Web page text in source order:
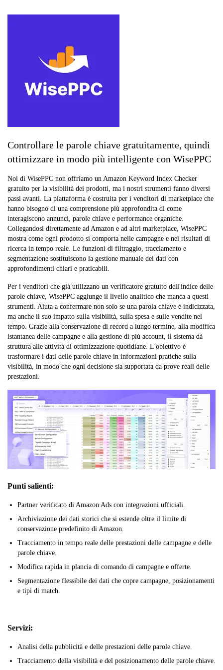
Controllare le parole chiave gratuitamente, quindi
ottimizzare in modo più intelligente con WisePPC
Noi di WisePPC non offriamo un Amazon Keyword Index Checker
gratuito per la visibilità dei prodotti, ma i nostri strumenti fanno diversi
passi avanti. La piattaforma è costruita per i venditori di marketplace che
hanno bisogno di una comprensione più approfondita di come
interagiscono annunci, parole chiave e performance organiche.
Collegandosi direttamente ad Amazon e ad altri marketplace, WisePPC
mostra come ogni prodotto si comporta nelle campagne e nei risultati di
ricerca in tempo reale. Le funzioni di filtraggio, tracciamento e
segmentazione sostituiscono la gestione manuale dei dati con
approfondimenti chiari e praticabili.
Per i venditori che già utilizzano un verificatore gratuito dell'indice delle
parole chiave, WisePPC aggiunge il livello analitico che manca a questi
strumenti. Aiuta a confermare non solo se una parola chiave è indicizzata,
ma anche il suo impatto sulla visibilità, sulla spesa e sulle vendite nel
tempo. Grazie alla conservazione di record a lungo termine, alla modifica
istantanea delle campagne e alla gestione di più account, il sistema dà
struttura alle attività di ottimizzazione quotidiane. L'obiettivo è
trasformare i dati delle parole chiave in informazioni pratiche sulla
visibilità, in modo che ogni decisione sia supportata da prove reali delle
prestazioni.
Punti salienti:
Partner verificato di Amazon Ads con integrazioni ufficiali.
Archiviazione dei dati storici che si estende oltre il limite di
conservazione predefinito di Amazon.
Tracciamento in tempo reale delle prestazioni delle campagne e delle
parole chiave.
Modifica rapida in plancia di comando di campagne e offerte.
Segmentazione flessibile dei dati che copre campagne, posizionamenti
e tipi di match.
Servizi:
Analisi della pubblicità e delle prestazioni delle parole chiave.
Tracciamento della visibilità e del posizionamento delle parole chiave.